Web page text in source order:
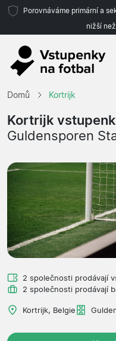
Porovnáváme primární a
nižší
Domů Kortrijk
Kortrijk
Guldensporen
2 společnosti prodávají
2 společnosti prodávají
Kortrijk, Belgie